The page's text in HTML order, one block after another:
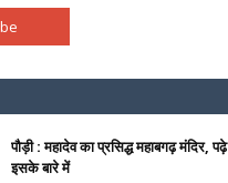
पौड़ी : महादेव का प्रसिद्ध महाबगढ़ मंदिर, पढ़े
इसके बारे में